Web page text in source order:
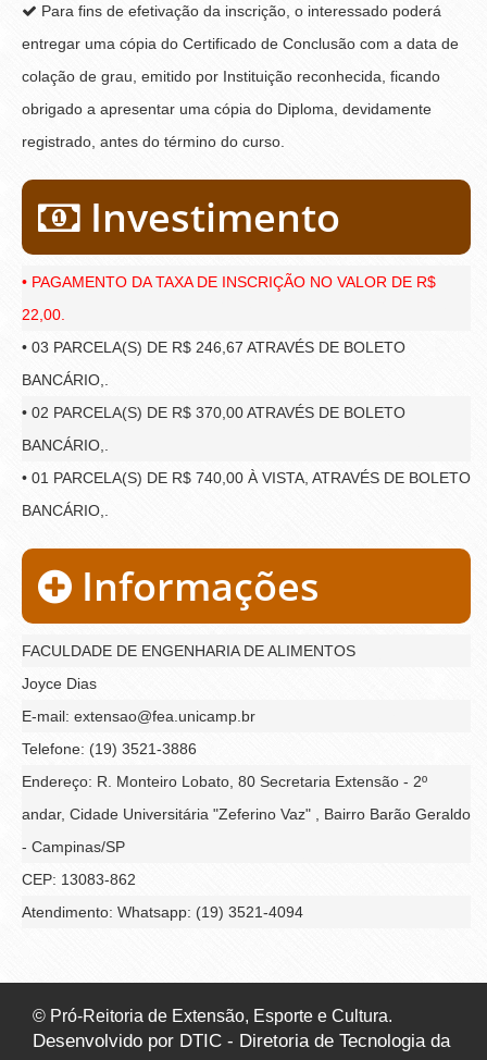
Para fins de efetivação da inscrição, o interessado poderá
entregar uma cópia do Certificado de Conclusão com a data de
colação de grau, emitido por Instituição reconhecida, ficando
obrigado a apresentar uma cópia do Diploma, devidamente
registrado, antes do término do curso.
Investimento
• PAGAMENTO DA TAXA DE INSCRIÇÃO NO VALOR DE R$
22,00.
• 03 PARCELA(S) DE R$ 246,67 ATRAVÉS DE BOLETO
BANCÁRIO,.
• 02 PARCELA(S) DE R$ 370,00 ATRAVÉS DE BOLETO
BANCÁRIO,.
• 01 PARCELA(S) DE R$ 740,00 À VISTA, ATRAVÉS DE BOLETO
BANCÁRIO,.
Informações
FACULDADE DE ENGENHARIA DE ALIMENTOS
Joyce Dias
E-mail: extensao@fea.unicamp.br
Telefone: (19) 3521-3886
Endereço: R. Monteiro Lobato, 80 Secretaria Extensão - 2º
andar, Cidade Universitária "Zeferino Vaz" , Bairro Barão Geraldo
- Campinas/SP
CEP: 13083-862
Atendimento: Whatsapp: (19) 3521-4094
© Pró-Reitoria de Extensão, Esporte e Cultura.
Desenvolvido por DTIC - Diretoria de Tecnologia da